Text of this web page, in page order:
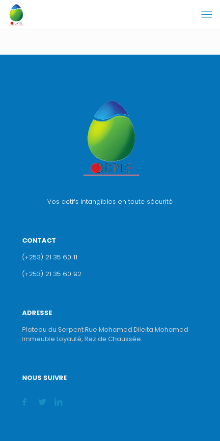
Vos actifs intangibles en toute sécurité
CONTACT
(+253) 21 35 60 11
(+253) 21 35 60 92
ADRESSE
Plateau du Serpent Rue Mohamed Dileita Mohamed
Immeuble Loyauté, Rez de Chaussée.
NOUS SUIVRE